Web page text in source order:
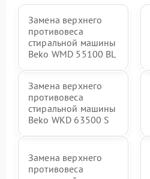
Замена верхнего
противовеса
стиральной машины
Beko WMD 55100 BL
Замена верхнего
противовеса
стиральной машины
Beko WKD 63500 S
Замена верхнего
противовеса